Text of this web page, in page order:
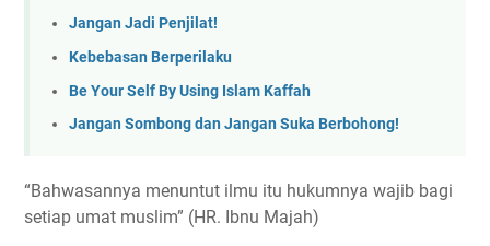
Jangan Jadi Penjilat!
Kebebasan Berperilaku
Be Your Self By Using Islam Kaffah
Jangan Sombong dan Jangan Suka Berbohong!
“Bahwasannya menuntut ilmu itu hukumnya wajib bagi
setiap umat muslim” (HR. Ibnu Majah)